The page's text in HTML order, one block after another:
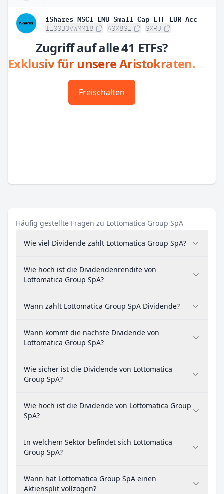
iShares MSCI EMU Small Cap ETF EUR Acc
IE00B3VWMM18 A0X8SE SXRJ
Zugriff auf alle 41 ETFs?
Exklusiv für unsere Aristokraten.
Freischalten
Häufig gestellte Fragen zu Lottomatica Group SpA
Wie viel Dividende zahlt Lottomatica Group SpA?
Wie hoch ist die Dividendenrendite von
Lottomatica Group SpA?
Wann zahlt Lottomatica Group SpA Dividende?
Wann kommt die nächste Dividende von
Lottomatica Group SpA?
Wie sicher ist die Dividende von Lottomatica
Group SpA?
Wie hoch ist die Dividende von Lottomatica Group
SpA?
In welchem Sektor befindet sich Lottomatica
Group SpA?
Wann hat Lottomatica Group SpA einen
Aktiensplit vollzogen?